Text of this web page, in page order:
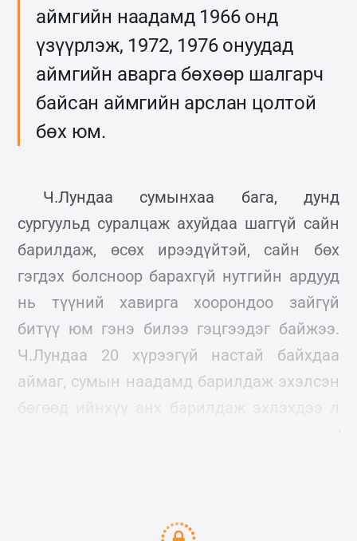
аймгийн наадамд 1966 онд
үзүүрлэж, 1972, 1976 онуудад
аймгийн аварга бөхөөр шалгарч
байсан аймгийн арслан цолтой
бөх юм.
Ч.Лундаа сумынхаа бага, дунд
сургуульд суралцаж ахуйдаа шаггүй сайн
барилдаж, өсөх ирээдүйтэй, сайн бөх
гэгдэх болсноор барахгүй нутгийн ардууд
нь түүний хавирга хоорондоо зайгүй
битүү юм гэнэ билээ гэцгээдэг байжээ.
Ч.Лундаа 20 хүрээгүй настай байхдаа
аймаг, сумын наадамд барилдаж эхэлсэн